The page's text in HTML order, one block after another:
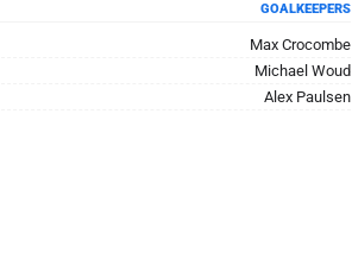
GOALKEEPERS
Max Crocombe
Michael Woud
Alex Paulsen